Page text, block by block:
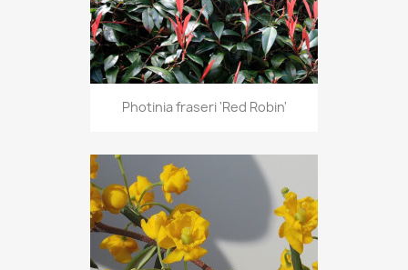
Photinia fraseri 'Red Robin'